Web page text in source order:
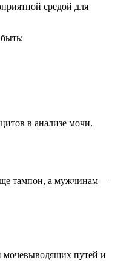
средой для
в анализе мочи.
тампон, а мужчинам —
мочевыводящих путей и